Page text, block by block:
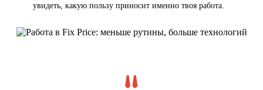
увидеть, какую пользу приносит именно твоя работа.